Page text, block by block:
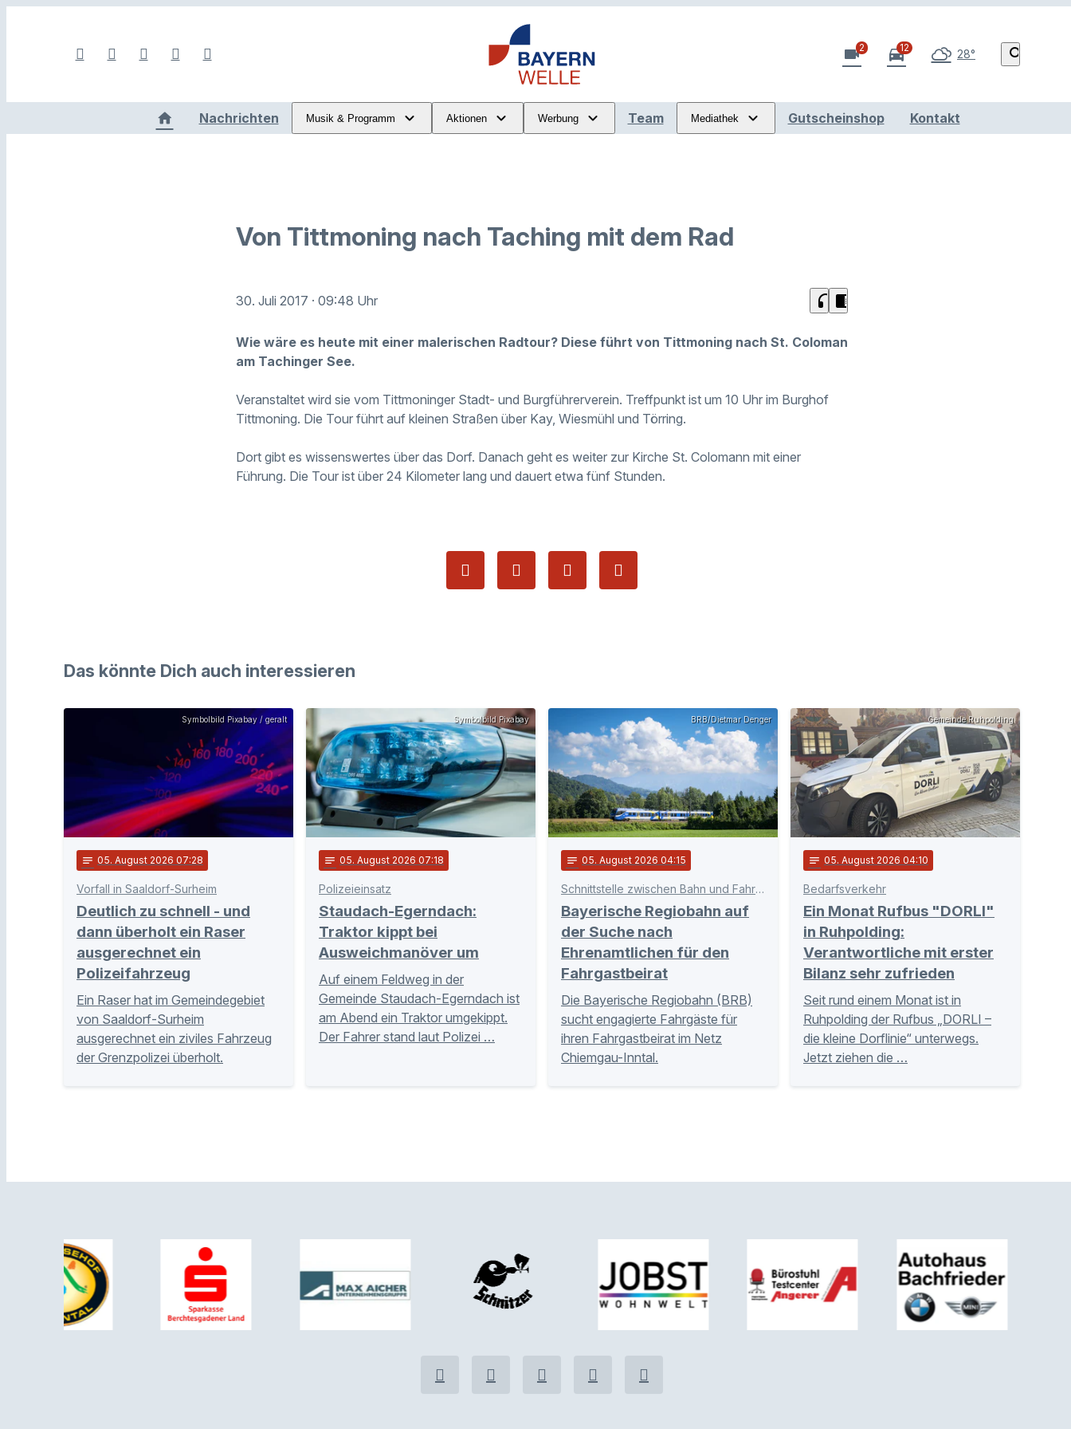
videocam2 directions_car12 28° search
Nachrichten Musik & Programm Aktionen Werbung Team Mediathek Gutscheinshop Kontakt
Von Tittmoning nach Taching mit dem Rad
30. Juli 2017 · 09:48 Uhr headphones chrome_reader_mode
Wie wäre es heute mit einer malerischen Radtour? Diese führt von Tittmoning nach St. Coloman
am Tachinger See.
Veranstaltet wird sie vom Tittmoninger Stadt- und Burgführerverein. Treffpunkt ist um 10 Uhr im Burghof
Tittmoning. Die Tour führt auf kleinen Straßen über Kay, Wiesmühl und Törring.
Dort gibt es wissenswertes über das Dorf. Danach geht es weiter zur Kirche St. Colomann mit einer
Führung. Die Tour ist über 24 Kilometer lang und dauert etwa fünf Stunden.
Das könnte Dich auch interessieren
Symbolbild Pixabay / geralt
notes 05. August 2026 07:28
Vorfall in Saaldorf-Surheim
Deutlich zu schnell - und
dann überholt ein Raser
ausgerechnet ein
Polizeifahrzeug
Ein Raser hat im Gemeindegebiet
von Saaldorf-Surheim
ausgerechnet ein ziviles Fahrzeug
der Grenzpolizei überholt.
Symbolbild Pixabay
notes 05. August 2026 07:18
Polizeieinsatz
Staudach-Egerndach:
Traktor kippt bei
Ausweichmanöver um
Auf einem Feldweg in der
Gemeinde Staudach-Egerndach ist
am Abend ein Traktor umgekippt.
Der Fahrer stand laut Polizei …
BRB/Dietmar Denger
notes 05. August 2026 04:15
Schnittstelle zwischen Bahn und Fahrgästen
Bayerische Regiobahn auf
der Suche nach
Ehrenamtlichen für den
Fahrgastbeirat
Die Bayerische Regiobahn (BRB)
sucht engagierte Fahrgäste für
ihren Fahrgastbeirat im Netz
Chiemgau-Inntal.
Gemeinde Ruhpolding
notes 05. August 2026 04:10
Bedarfsverkehr
Ein Monat Rufbus "DORLI"
in Ruhpolding:
Verantwortliche mit erster
Bilanz sehr zufrieden
Seit rund einem Monat ist in
Ruhpolding der Rufbus „DORLI –
die kleine Dorflinie“ unterwegs.
Jetzt ziehen die …